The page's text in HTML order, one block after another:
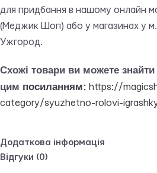
для придбання в нашому онлайн
(Меджик Шоп) або у магазинах у
Ужгород.
Схожі товари ви можете знайти
цим посиланням: https://
category/syuzhetno-rolovi-
Додаткова інформація
Відгуки (0)